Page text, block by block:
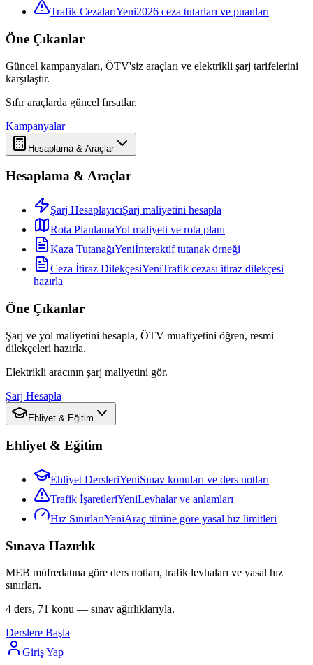
Trafik CezalarıYeni2026 ceza tutarları ve puanları
Öne Çıkanlar
Güncel kampanyaları, ÖTV'siz araçları ve elektrikli şarj tarifelerini
karşılaştır.
Sıfır araçlarda güncel fırsatlar.
Kampanyalar
Hesaplama & Araçlar
Hesaplama & Araçlar
Şarj HesaplayıcıŞarj maliyetini hesapla
Rota PlanlamaYol maliyeti ve rota planı
Kaza TutanağıYeniİnteraktif tutanak örneği
Ceza İtiraz DilekçesiYeniTrafik cezası itiraz dilekçesi
hazırla
Öne Çıkanlar
Şarj ve yol maliyetini hesapla, ÖTV muafiyetini öğren, resmi
dilekçeleri hazırla.
Elektrikli aracının şarj maliyetini gör.
Şarj Hesapla
Ehliyet & Eğitim
Ehliyet & Eğitim
Ehliyet DersleriYeniSınav konuları ve ders notları
Trafik İşaretleriYeniLevhalar ve anlamları
Hız SınırlarıYeniAraç türüne göre yasal hız limitleri
Sınava Hazırlık
MEB müfredatına göre ders notları, trafik levhaları ve yasal hız
sınırları.
4 ders, 71 konu — sınav ağırlıklarıyla.
Derslere Başla
Giriş Yap